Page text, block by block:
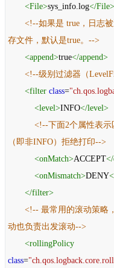
<File>sys_info.log</File>
<!--如果是 true，日志
存文件，默认是true。-->
<append>true</append>
<!--级别过滤器（
<filter class=
<level>INFO</level>
<!--下面2个属性表示
（即非INFO）拒绝打印-->
<onMatch>ACCEPT</
<onMismatch>DENY
</filter>
<!-- 最常用的滚动策略
动也负责出发滚动-->
<rollingPolicy
class=